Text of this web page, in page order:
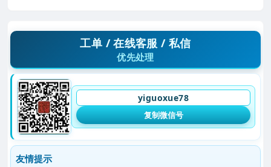
工单 / 在线客服 / 私信
优先处理
yiguoxue78
复制微信号
友情提示